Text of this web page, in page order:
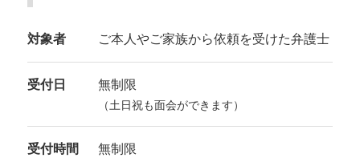
対象者 ご本人やご家族から依頼を受けた弁護士
受付日 無制限
（土日祝も面会ができます）
受付時間 無制限